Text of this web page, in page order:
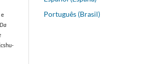
e
Português (Brasil)